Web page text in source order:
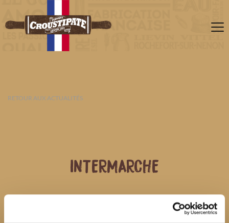
RETOUR AUX ACTUALITÉS
INTERMARCHE